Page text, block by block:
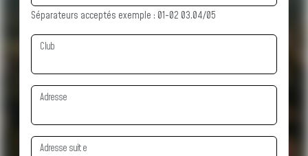
Séparateurs acceptés exemple : 01-02 03.04/05
Club
Adresse
Adresse suite